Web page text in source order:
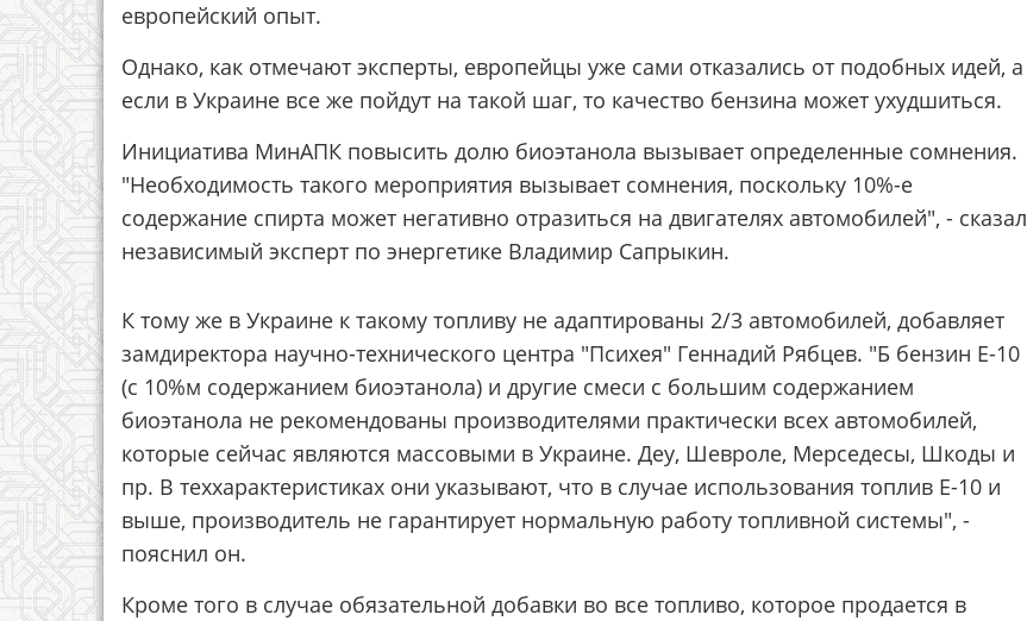
европейский опыт.
Однако, как отмечают эксперты, европейцы уже сами отказались от подобных идей, а
если в Украине все же пойдут на такой шаг, то качество бензина может ухудшиться.
Инициатива МинАПК повысить долю биоэтанола вызывает определенные сомнения.
"Необходимость такого мероприятия вызывает сомнения, поскольку 10%-е
содержание спирта может негативно отразиться на двигателях автомобилей", - сказал
независимый эксперт по энергетике Владимир Сапрыкин.
К тому же в Украине к такому топливу не адаптированы 2/3 автомобилей, добавляет
замдиректора научно-технического центра "Психея" Геннадий Рябцев. "Б бензин Е-10
(с 10%м содержанием биоэтанола) и другие смеси с большим содержанием
биоэтанола не рекомендованы производителями практически всех автомобилей,
которые сейчас являются массовыми в Украине. Деу, Шевроле, Мерседесы, Шкоды и
пр. В теххарактеристиках они указывают, что в случае использования топлив Е-10 и
выше, производитель не гарантирует нормальную работу топливной системы", -
пояснил он.
Кроме того в случае обязательной добавки во все топливо, которое продается в